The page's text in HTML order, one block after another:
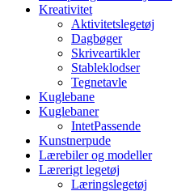
Kreativitet
Aktivitetslegetøj
Dagbøger
Skriveartikler
Stableklodser
Tegnetavle
Kuglebane
Kuglebaner
IntetPassende
Kunstnerpude
Lærebiler og modeller
Lærerigt legetøj
Læringslegetøj